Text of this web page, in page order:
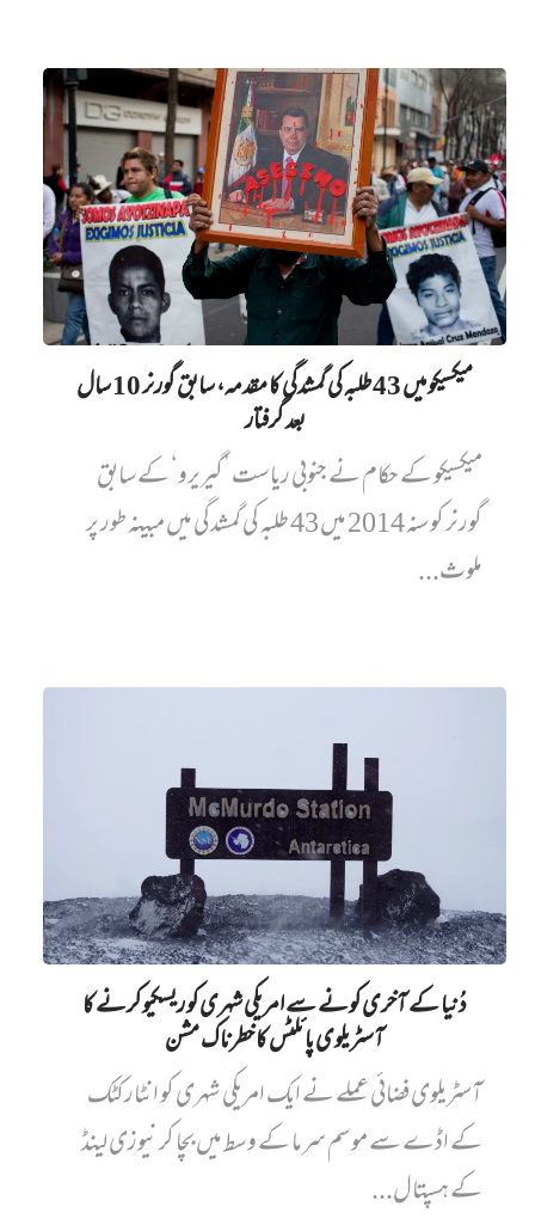
میکسیکو میں 43 طلبہ کی گمشدگی کا مقدمہ، سابق گورنر 10 سال
بعد گرفتار
میکسیکو کے حکام نے جنوبی ریاست ’گیریرو‘ کے سابق
گورنر کو سنہ 2014 میں 43 طلبہ کی گمشدگی میں مبینہ طور پر
ملوث...
دُنیا کے آخری کونے سے امریکی شہری کو ریسکیو کرنے کا
آسٹریلوی پائلٹس کا خطرناک مشن
آسٹریلوی فضائی عملے نے ایک امریکی شہری کو انٹارکٹک
کے اڈے سے موسم سرما کے وسط میں بچا کر نیوزی لینڈ
کے ہسپتال...